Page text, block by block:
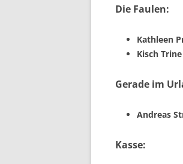
Die Faulen:
Kathleen
Kisch Trine
Gerade im
Andreas
Kasse: